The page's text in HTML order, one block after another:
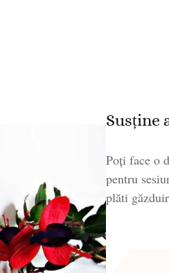
Susține
Poți face o
pentru
plăti